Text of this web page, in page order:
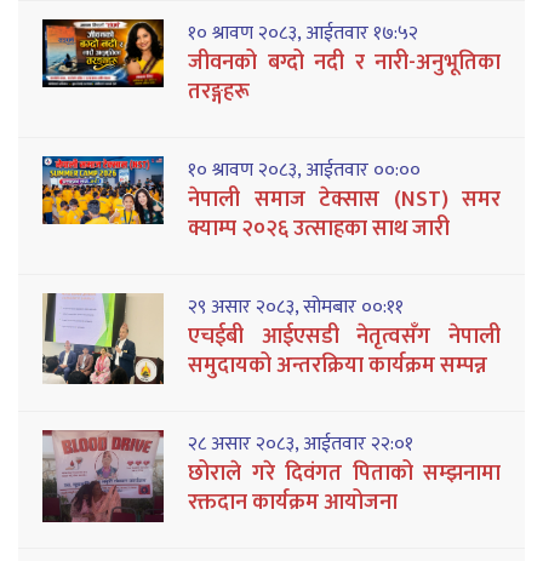
१० श्रावण २०८३, आईतवार १७:५२
जीवनको बग्दो नदी र नारी-अनुभूतिका
तरङ्गहरू
१० श्रावण २०८३, आईतवार ००:००
नेपाली समाज टेक्सास (NST) समर
क्याम्प २०२६ उत्साहका साथ जारी
२९ असार २०८३, सोमबार ००:११
एचईबी आईएसडी नेतृत्वसँग नेपाली
समुदायको अन्तरक्रिया कार्यक्रम सम्पन्न
२८ असार २०८३, आईतवार २२:०१
छोराले गरे दिवंगत पिताको सम्झनामा
रक्तदान कार्यक्रम आयोजना